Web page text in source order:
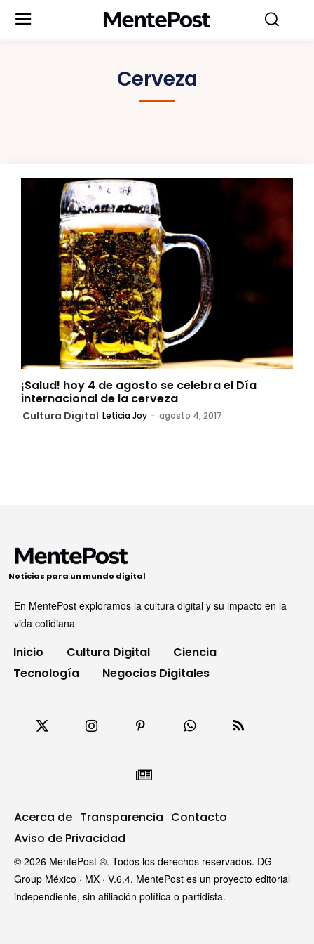
Cerveza
¡Salud! hoy 4 de agosto se celebra el Día
internacional de la cerveza
Cultura Digital Leticia Joy - agosto 4, 2017
Noticias para un mundo digital
En MentePost exploramos la cultura digital y su impacto en la
vida cotidiana
Inicio Cultura Digital
Ciencia
Tecnología
Negocios Digitales
Acerca de Transparencia Contacto
Aviso de Privacidad
© 2026 MentePost ®. Todos los derechos reservados. DG
Group México · MX · V.6.4. MentePost es un proyecto editorial
independiente, sin afiliación política o partidista.